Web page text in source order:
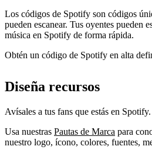
Los códigos de Spotify son códigos
pueden escanear. Tus oyentes pueden
música en Spotify de forma rápida.
Obtén un código de Spotify en alta
Diseña recursos
Avísales a tus fans que estás en Spotify.
Usa nuestras Pautas de Marca para
nuestro logo, ícono, colores, fuentes,